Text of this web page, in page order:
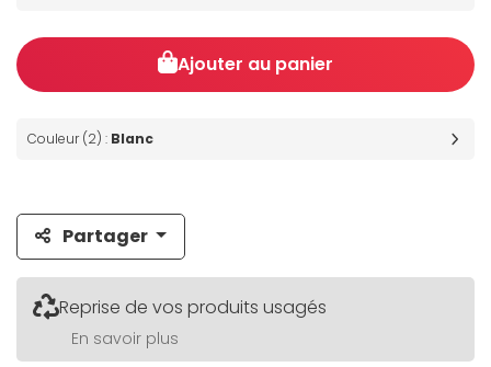
Ajouter au panier
Couleur (2) : Blanc
Partager
Reprise de vos produits usagés
En savoir plus